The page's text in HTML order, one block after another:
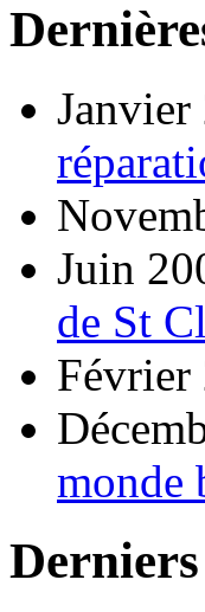
Janvier
Juin
de St
Février
monde